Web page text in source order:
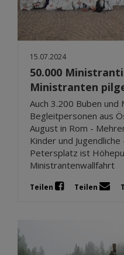
15.07.2024
50.000
Ministranten
Auch 3.200 Buben und
Begleitpersonen aus
August in Rom -
Kinder und
Petersplatz ist
Ministrantenwallfahrt
Teilen Teilen